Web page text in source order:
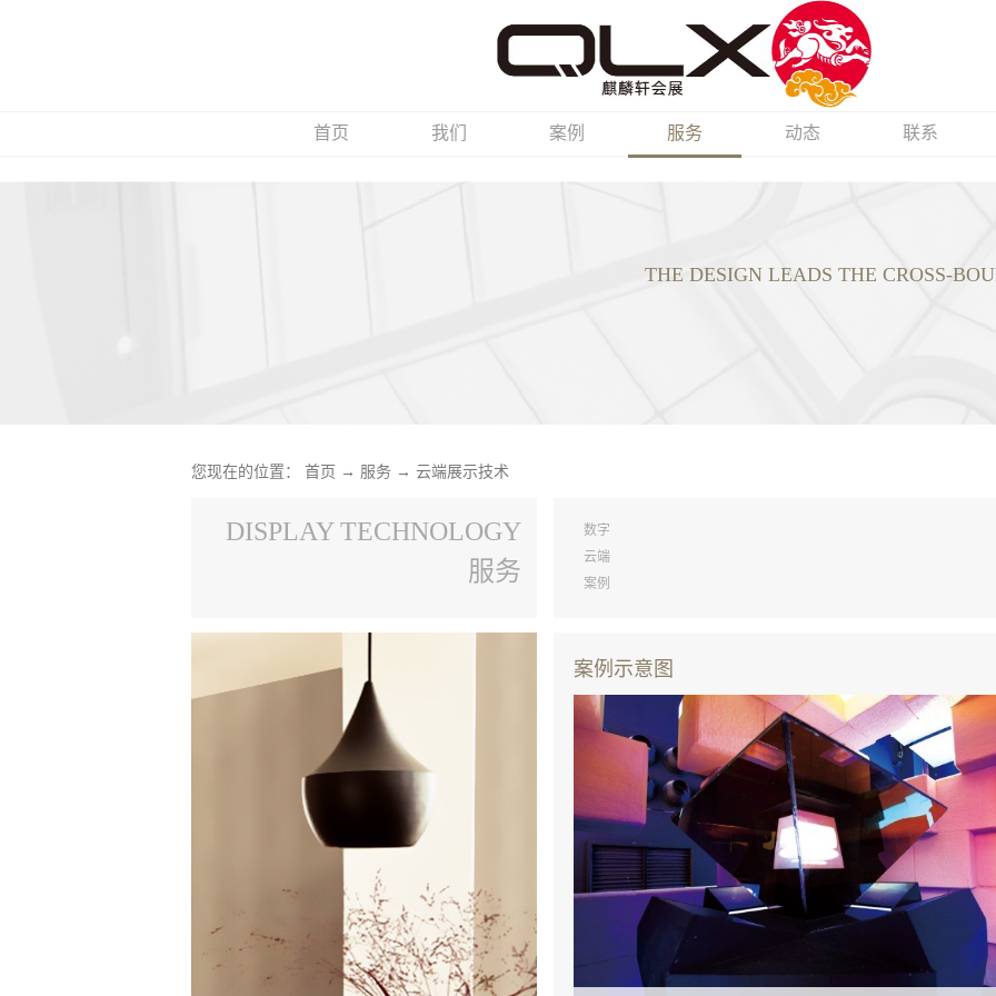
首页 我们 案例 服务 动态 联系
THE DESIGN LEADS THE CROSS-
您现在的位置： 首页 → 服务 → 云端展示技术
服务
DISPLAY TECHNOLOGY 云端展示技术
数字
云端
案例
案例示意图